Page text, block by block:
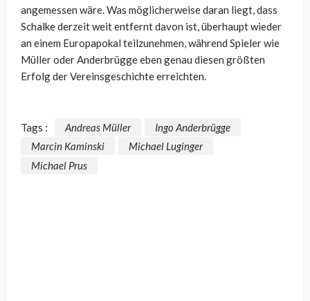
angemessen wäre. Was möglicherweise daran liegt, dass
Schalke derzeit weit entfernt davon ist, überhaupt wieder
an einem Europapokal teilzunehmen, während Spieler wie
Müller oder Anderbrügge eben genau diesen größten
Erfolg der Vereinsgeschichte erreichten.
Tags : Andreas Müller
Ingo Anderbrügge
Marcin Kaminski
Michael Luginger
Michael Prus